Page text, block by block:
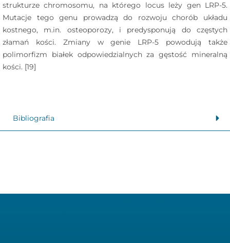
strukturze chromosomu, na którego locus leży gen LRP-5.
Mutacje tego genu prowadzą do rozwoju chorób układu
kostnego, m.in. osteoporozy, i predysponują do częstych
złamań kości. Zmiany w genie LRP-5 powodują także
polimorfizm białek odpowiedzialnych za gęstość mineralną
kości. [19]
Bibliografia